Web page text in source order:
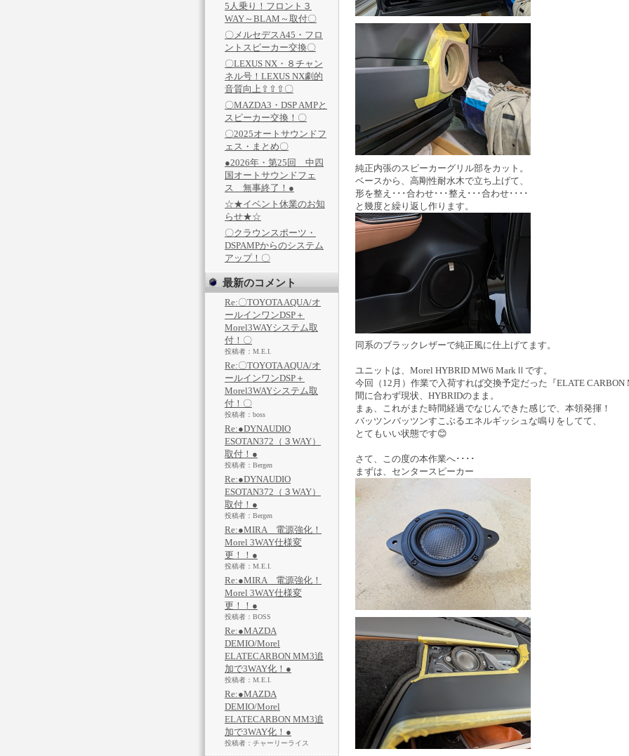
5人乗り！フロント３
WAY～BLAM～取付〇
〇メルセデスA45・フロ
ントスピーカー交換〇
〇LEXUS NX・８チャン
ネル号！LEXUS NX劇的
音質向上⇧⇧⇧〇
〇MAZDA3・DSP AMPと
スピーカー交換！〇
〇2025オートサウンドフ
ェス・まとめ〇
●2026年・第25回 中四
国オートサウンドフェ
ス 無事終了！●
☆★イベント休業のお知
らせ★☆
〇クラウンスポーツ・
DSPAMPからのシステム
アップ！〇
最新のコメント
Re:〇TOYOTA AQUA/オ
ールインワンDSP＋
Morel3WAYシステム取
付！〇
投稿者：M.E.I.
Re:〇TOYOTA AQUA/オ
ールインワンDSP＋
Morel3WAYシステム取
付！〇
投稿者：boss
Re:●DYNAUDIO
ESOTAN372（３WAY）
取付！●
投稿者：Bergen
Re:●DYNAUDIO
ESOTAN372（３WAY）
取付！●
投稿者：Bergen
Re:●MIRA 電源強化！
Morel 3WAY仕様変
更！！●
投稿者：M.E.I.
Re:●MIRA 電源強化！
Morel 3WAY仕様変
更！！●
投稿者：BOSS
Re:●MAZDA
DEMIO/Morel
ELATECARBON MM3追
加で3WAY化！●
投稿者：M.E.I.
Re:●MAZDA
DEMIO/Morel
ELATECARBON MM3追
加で3WAY化！●
投稿者：チャーリーライス
純正内張のスピーカーグリル部をカット。
ベースから、高剛性耐水木で立ち上げて、
形を整え･･･合わせ･･･整え･･･合わせ････
と幾度と繰り返し作ります。
同系のブラックレザーで純正風に仕上げてます。
ユニットは、Morel HYBRID MW6 MarkⅡです。
今回（12月）作業で入荷すれば交換予定だった『ELATE CARBON
間に合わず現状、HYBRIDのまま。
まぁ、これがまた時間経過でなじんできた感じで、本領発揮！
バッツンバッツンすこぶるエネルギッシュな鳴りをしてて、
とてもいい状態です😊
さて、この度の本作業へ････
まずは、センタースピーカー